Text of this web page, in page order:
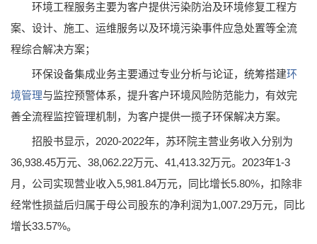
环境工程服务主要为客户提供污染防治及环境修复工程方
案、设计、施工、运维服务以及环境污染事件应急处置等全流
程综合解决方案；
环保设备集成业务主要通过专业分析与论证，统筹搭建环
境管理与监控预警体系，提升客户环境风险防范能力，有效完
善全流程监控管理机制，为客户提供一揽子环保解决方案。
招股书显示，2020-2022年，苏环院主营业务收入分别为
36,938.45万元、38,062.22万元、41,413.32万元。2023年1-3
月，公司实现营业收入5,981.84万元，同比增长5.80%，扣除非
经常性损益后归属于母公司股东的净利润为1,007.29万元，同比
增长33.57%。